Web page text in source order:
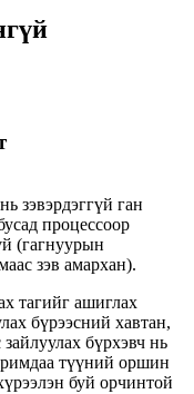
зэвэрдэггүй ган
процессоор
(гагнуурын
зэв амархан).
тагийг ашиглах
бүрээсний хавтан,
бүрхэвч нь
түүний оршин
буй орчинтой